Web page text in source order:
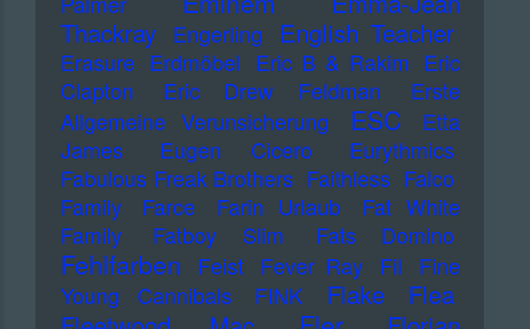
Thackray
Engerling English Teacher
Erasure Erdmöbel Eric B & Rakim Eric
Clapton
Eric Drew Feldman
Erste
Allgemeine Verunsicherung
ESC
Etta
James
Eugen Cicero
Eurythmics
Fabulous Freak Brothers Faithless Falco
Family
Farce Farin Urlaub
Fat White
Family
Fatboy Slim Fats Domino
Fehlfarben Feist Fever Ray Fil
Fine
Young Cannibals
FINK Flake
Flea